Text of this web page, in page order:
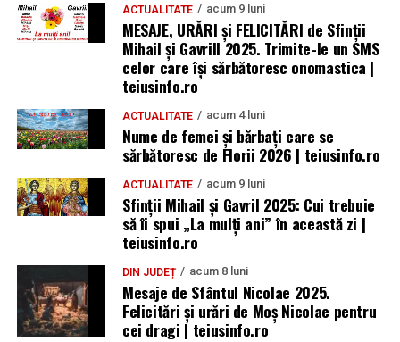
ACTUALITATE acum 9 luni
MESAJE, URĂRI și FELICITĂRI de Sfinții
Mihail și Gavrill 2025. Trimite-le un SMS
celor care își sărbătoresc onomastica |
teiusinfo.ro
ACTUALITATE acum 4 luni
Nume de femei și bărbați care se
sărbătoresc de Florii 2026 | teiusinfo.ro
ACTUALITATE acum 9 luni
Sfinții Mihail și Gavril 2025: Cui trebuie
să îi spui „La mulţi ani” în această zi |
teiusinfo.ro
DIN JUDEȚ acum 8 luni
Mesaje de Sfântul Nicolae 2025.
Felicitări și urări de Moș Nicolae pentru
cei dragi | teiusinfo.ro